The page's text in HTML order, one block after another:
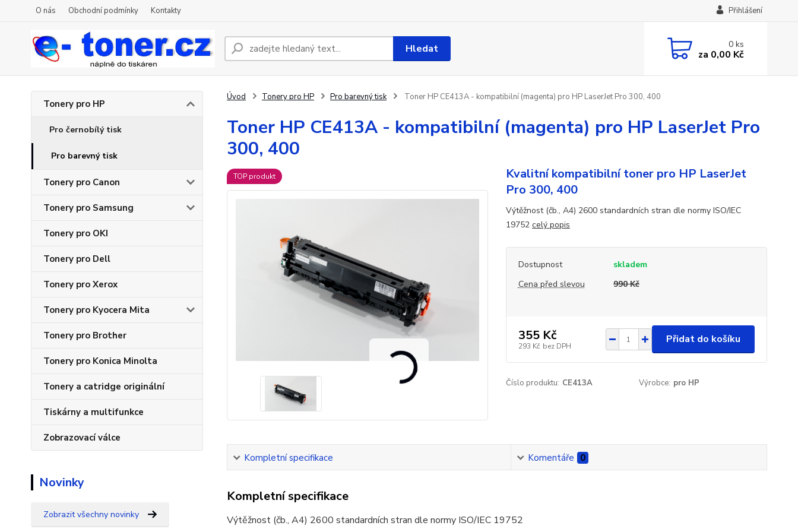
O nás Obchodní podmínky Kontakty Přihlášení
Hledat 0ks
za 0,00 Kč
Tonery pro HP
Pro černobílý tisk
Pro barevný tisk
Tonery pro Canon
Tonery pro Samsung
Tonery pro OKI
Tonery pro Dell
Tonery pro Xerox
Tonery pro Kyocera Mita
Tonery pro Brother
Tonery pro Konica Minolta
Tonery a catridge originální
Tiskárny a multifunkce
Zobrazovací válce
Novinky
Zobrazit všechny novinky
Úvod Tonery pro HP Pro barevný tisk Toner HP CE413A - kompatibilní (magenta) pro HP LaserJet Pro 300, 400
Toner HP CE413A - kompatibilní (magenta) pro HP LaserJet Pro
300, 400
TOP produkt
Kvalitní kompatibilní toner pro HP LaserJet
Pro 300, 400
Výtěžnost (čb., A4) 2600 standardních stran dle normy ISO/IEC
19752 celý popis
Dostupnost
skladem
Cena před slevou
990 Kč
355 Kč
293 Kč bez DPH
Přidat do košíku
Číslo produktu: CE413A Výrobce: pro HP
Kompletní specifikace Komentáře 0
Kompletní specifikace
Výtěžnost (čb., A4) 2600 standardních stran dle normy ISO/IEC 19752